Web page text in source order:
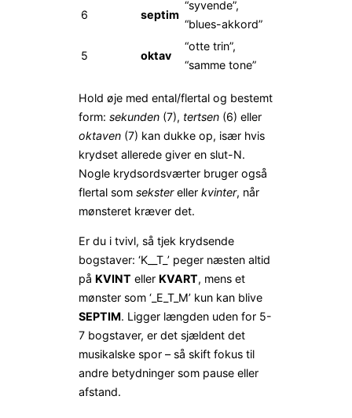
6 septim
“syvende”,
“blues-akkord”
5 oktav
“otte trin”,
“samme tone”
Hold øje med ental/flertal og bestemt
form: sekunden (7), tertsen (6) eller
oktaven (7) kan dukke op, især hvis
krydset allerede giver en slut-N.
Nogle krydsordsværter bruger også
flertal som sekstereller kvinter, når
mønsteret kræver det.
Er du i tvivl, så tjek krydsende
bogstaver: ‘K__T_’ peger næsten altid
på KVINT eller KVART, mens et
mønster som ‘_E_T_M’ kun kan blive
SEPTIM. Ligger længden uden for 5-
7 bogstaver, er det sjældent det
musikalske spor – så skift fokus til
andre betydninger som pause eller
afstand.